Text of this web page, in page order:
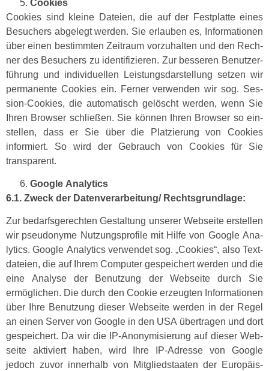
Cook­ies
Cook­ies sind kleine Dateien, die auf der Fest­plat­te eines
Besuch­ers abgelegt wer­den. Sie erlauben es, Infor­ma­tio­nen
über einen bes­timmten Zeitraum vorzuhal­ten und den Rech­
n­er des Besuch­ers zu iden­ti­fizieren. Zur besseren Benutzer­
führung und indi­vidu­ellen Leis­tungs­darstel­lung set­zen wir
per­ma­nente Cook­ies ein. Fern­er ver­wen­den wir sog. Ses­
sion-Cook­ies, die automa­tisch gelöscht wer­den, wenn Sie
Ihren Brows­er schließen. Sie kön­nen Ihren Brows­er so ein­
stellen, dass er Sie über die Platzierung von Cook­ies
informiert. So wird der Gebrauch von Cook­ies für Sie
transparent.
Google Ana­lyt­ics
6.1. Zweck der Datenverarbeitung/ Rechtsgrundlage:
Zur bedarf­s­gerecht­en Gestal­tung unser­er Web­seite erstellen
wir pseu­do­nyme Nutzung­spro­file mit Hil­fe von Google Ana­
lyt­ics. Google Ana­lyt­ics ver­wen­det sog. „Cook­ies“, also Text­
dateien, die auf Ihrem Com­put­er gespe­ichert wer­den und die
eine Analyse der Benutzung der Web­seite durch Sie
ermöglichen. Die durch den Cook­ie erzeugten Infor­ma­tio­nen
über Ihre Benutzung dieser Web­seite wer­den in der Regel
an einen Serv­er von Google in den USA über­tra­gen und dort
gespe­ichert. Da wir die IP-Anonymisierung auf dieser Web­
seite aktiviert haben, wird Ihre IP-Adresse von Google
jedoch zuvor inner­halb von Mit­glied­staat­en der Europäis­